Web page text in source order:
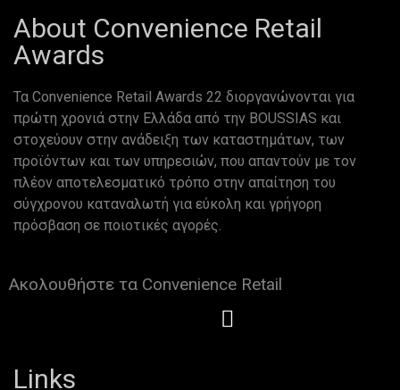
About Convenience Retail
Awards
Τα Convenience Retail Awards 22 διοργανώνονται για
πρώτη χρονιά στην Ελλάδα από την BOUSSIAS και
στοχεύουν στην ανάδειξη των καταστημάτων, των
προϊόντων και των υπηρεσιών, που απαντούν με τον
πλέον αποτελεσματικό τρόπο στην απαίτηση του
σύγχρονου καταναλωτή για εύκολη και γρήγορη
πρόσβαση σε ποιοτικές αγορές.
Ακολουθήστε τα Convenience Retail
Links